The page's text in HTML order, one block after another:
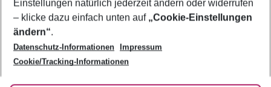
AGB
Bestpreisgarantie
Cookie-Einstellungen ändern
Cookie-Richtlinie
Agenturbetreuung
Barrierefreies Reisen
Folge uns
Einstellungen natürlich jederzeit ändern oder widerrufen
– klicke dazu einfach unten auf „Cookie-Einstellungen
ändern“.
Datenschutz-Informationen
Impressum
Cookie/Tracking-Informationen